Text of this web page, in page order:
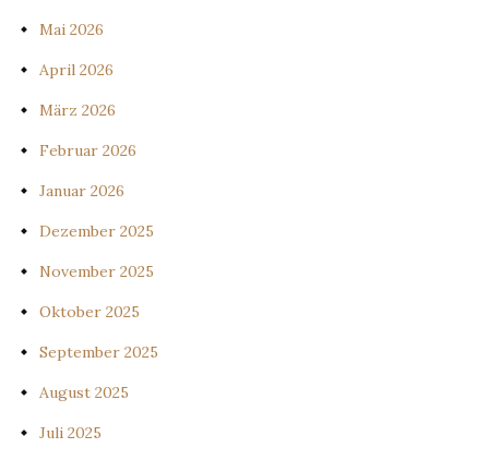
Mai 2026
April 2026
März 2026
Februar 2026
Januar 2026
Dezember 2025
November 2025
Oktober 2025
September 2025
August 2025
Juli 2025